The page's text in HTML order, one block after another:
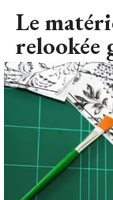
Le
relookée